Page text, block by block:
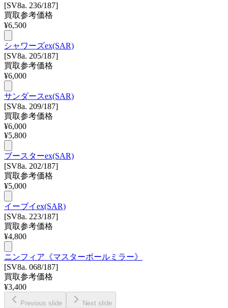
[SV8a. 236/187]
買取参考価格
¥6,500
シャワーズex(SAR)
[SV8a. 205/187]
買取参考価格
¥6,000
サンダースex(SAR)
[SV8a. 209/187]
買取参考価格
¥6,000
¥5,800
ブースターex(SAR)
[SV8a. 202/187]
買取参考価格
¥5,000
イーブイex(SAR)
[SV8a. 223/187]
買取参考価格
¥4,800
ニンフィア《マスターボールミラー》
[SV8a. 068/187]
買取参考価格
¥3,400
Previous slide Next slide